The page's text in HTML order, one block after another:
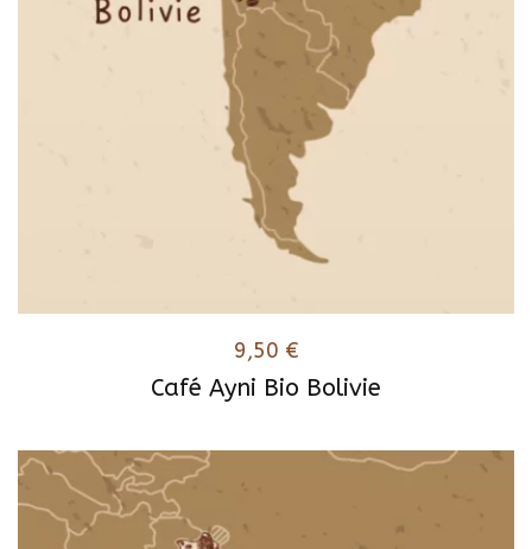
Café Ayni Bio Bolivie
9,50 €
produit
a
plusieurs
variations.